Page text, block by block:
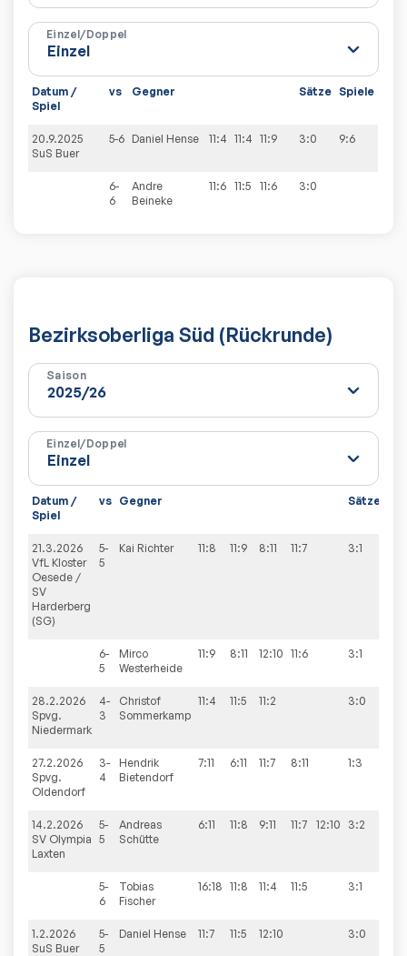
Einzel/Doppel
Datum /
Spiel
vs Gegner Sätze Spiele
20.9.2025
SuS Buer
5-6 Daniel Hense 11:4 11:4 11:9 3:0 9:6
6-
6
Andre
Beineke
11:6 11:5 11:6 3:0
Bezirksoberliga Süd (Rückrunde)
Saison
Einzel/Doppel
Datum /
Spiel
vs Gegner Sätze
21.3.2026
VfL Kloster
Oesede /
SV
Harderberg
(SG)
5-
5
Kai Richter 11:8 11:9 8:11 11:7 3:1
6-
5
Mirco
Westerheide
11:9 8:11 12:10 11:6 3:1
28.2.2026
Spvg.
Niedermark
4-
3
Christof
Sommerkamp
11:4 11:5 11:2 3:0
27.2.2026
Spvg.
Oldendorf
3-
4
Hendrik
Bietendorf
7:11 6:11 11:7 8:11 1:3
14.2.2026
SV Olympia
Laxten
5-
5
Andreas
Schütte
6:11 11:8 9:11 11:7 12:10 3:2
5-
6
Tobias
Fischer
16:18 11:8 11:4 11:5 3:1
1.2.2026
SuS Buer
5-
5
Daniel Hense 11:7 11:5 12:10 3:0